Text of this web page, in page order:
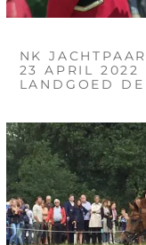
NK
23 APRIL 2022
LANDGOED